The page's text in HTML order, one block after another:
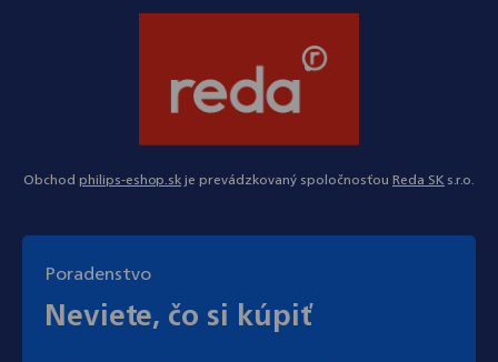
Obchodphilips-eshop.skje prevádzkovaný spoločnosťouReda SKs.r.o.
Poradenstvo
Neviete, čo si kúpiť